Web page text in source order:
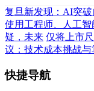
复旦新发现：AI突
使用工程师、人工智
疑，未来 仅将上市
议：技术成本挑战与
快捷导航